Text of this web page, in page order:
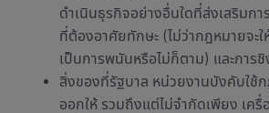
ดำเนินธุรกิจอย่างอื่นใดที่ส่งเสริมก
ที่ต้องอาศัยทักษะ (ไม่ว่ากฎหมายจะใ
เป็นการพนันหรือไม่ก็ตาม) และการชิ
สิ่งของที่รัฐบาล หน่วยงานบังคับใช้ก
ออกให้ รวมถึงแต่ไม่จำกัดเพียง เครื่